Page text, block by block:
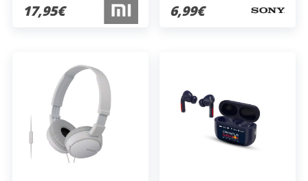
17,95€ 6,99€